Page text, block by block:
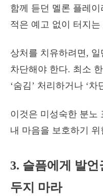
함께 듣던 멜론 플레
적은 예고 없이 터지
상처를 치유하려면,
차단해야 한다. 최소
‘숨김’ 처리하거나 ‘차
이것은 미성숙한 분노
내 마음을 보호하기
3. 슬픔에게 발언
두지 마라